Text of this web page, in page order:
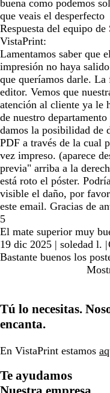
buena como podemos
que veais el desperfecto
Respuesta del equipo
VistaPrint:
Lamentamos saber que
impresión no haya
que queríamos darle.
editor. Vemos que
atención al cliente ya le
de nuestro
damos la posibilidad de
PDF a través de la cual
vez impreso. (aparece
previa" arriba a la
está roto el póster.
visible el daño, por
este email. Gracias de
5
El mate superior muy
19 dic 2025 | soledad l. |
Bastante buenos los
Tú lo necesitas.
encanta.
En VistaPrint estamos
Te ayudamos